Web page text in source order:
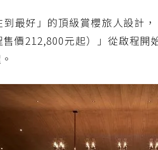
最好」的頂級賞櫻旅人設計，
售價212,800元起）」從啟程